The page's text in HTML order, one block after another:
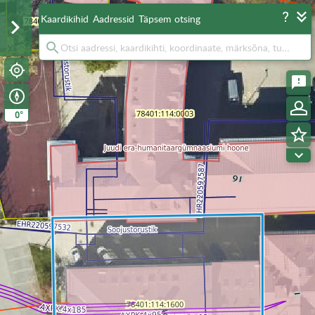
0°
Kaardikihid Aadressid Täpsem otsing